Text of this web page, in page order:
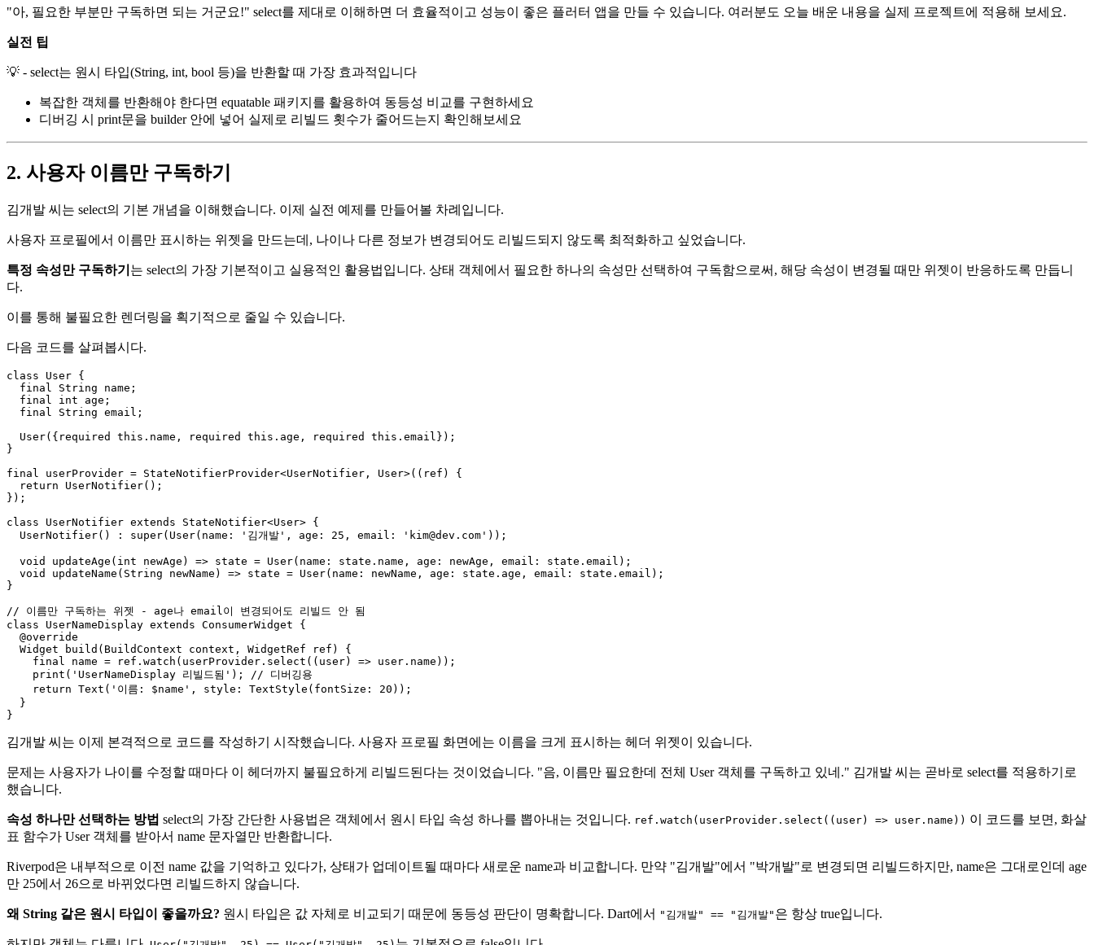
"아, 필요한 부분만 구독하면 되는 거군요!" select를 제대로 이해하면 더 효율적이고 성능이 좋은 플러터 앱을 만들 수 있습니다. 여러분도 오늘 배운 내용을 실제 프로젝트에 적용해 보세요.
실전 팁
💡 - select는 원시 타입(String, int, bool 등)을 반환할 때 가장 효과적입니다
복잡한 객체를 반환해야 한다면 equatable 패키지를 활용하여 동등성 비교를 구현하세요
디버깅 시 print문을 builder 안에 넣어 실제로 리빌드 횟수가 줄어드는지 확인해보세요
2. 사용자 이름만 구독하기
김개발 씨는 select의 기본 개념을 이해했습니다. 이제 실전 예제를 만들어볼 차례입니다.
사용자 프로필에서 이름만 표시하는 위젯을 만드는데, 나이나 다른 정보가 변경되어도 리빌드되지 않도록 최적화하고 싶었습니다.
특정 속성만 구독하기 는 select의 가장 기본적이고 실용적인 활용법입니다. 상태 객체에서 필요한 하나의 속성만 선택하여 구독함으로써, 해당 속성이 변경될 때만 위젯이 반응하도록 만듭니
다.
이를 통해 불필요한 렌더링을 획기적으로 줄일 수 있습니다.
다음 코드를 살펴봅시다.
class User {
  final String name;
  final int age;
  final String email;
  User({required this.name, required this.age, required this.email});
}
final userProvider = StateNotifierProvider<UserNotifier, User>((ref) {
  return UserNotifier();
});
class UserNotifier extends StateNotifier<User> {
  UserNotifier() : super(User(name: '김개발', age: 25, email: 'kim@dev.com'));
  void updateAge(int newAge) => state = User(name: state.name, age: newAge, email: state.email);
  void updateName(String newName) => state = User(name: newName, age: state.age, email: state.email);
}
// 이름만 구독하는 위젯 - age나 email이 변경되어도 리빌드 안 됨
class UserNameDisplay extends ConsumerWidget {
  @override
  Widget build(BuildContext context, WidgetRef ref) {
    final name = ref.watch(userProvider.select((user) => user.name));
    print('UserNameDisplay 리빌드됨'); // 디버깅용
    return Text('이름: $name', style: TextStyle(fontSize: 20));
  }
김개발 씨는 이제 본격적으로 코드를 작성하기 시작했습니다. 사용자 프로필 화면에는 이름을 크게 표시하는 헤더 위젯이 있습니다.
문제는 사용자가 나이를 수정할 때마다 이 헤더까지 불필요하게 리빌드된다는 것이었습니다. "음, 이름만 필요한데 전체 User 객체를 구독하고 있네." 김개발 씨는 곧바로 select를 적용하기로
했습니다.
속성 하나만 선택하는 방법 select의 가장 간단한 사용법은 객체에서 원시 타입 속성 하나를 뽑아내는 것입니다. ref.watch(userProvider.select((user) => user.name)) 이 코드를 보면, 화살
표 함수가 User 객체를 받아서 name 문자열만 반환합니다.
Riverpod은 내부적으로 이전 name 값을 기억하고 있다가, 상태가 업데이트될 때마다 새로운 name과 비교합니다. 만약 "김개발"에서 "박개발"로 변경되면 리빌드하지만, name은 그대로인데 age
만 25에서 26으로 바뀌었다면 리빌드하지 않습니다.
왜 String 같은 원시 타입이 좋을까요? 원시 타입은 값 자체로 비교되기 때문에 동등성 판단이 명확합니다. Dart에서 "김개발" == "김개발" 은 항상 true입니다.